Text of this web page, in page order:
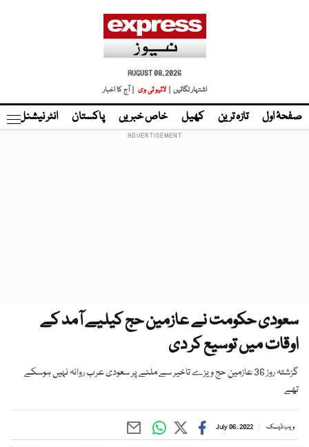
AUGUST 08, 2026
اشتہار لگائیں |
لائیو ٹی وی | آج کا اخبار
صفحۂ اول تازہ ترین کھیل خاص خبریں پاکستان انٹر نیشنل
سعودی حکومت نے عازمین حج کیلیے آمد کے
اوقات میں توسیع کر دی
گزشتہ روز 36 عازمین حج ویزے تاخیر سے ملنے پر سعودی عرب روانہ نہیں ہوسکے
تھے
ویب ڈیسک July 06, 2022